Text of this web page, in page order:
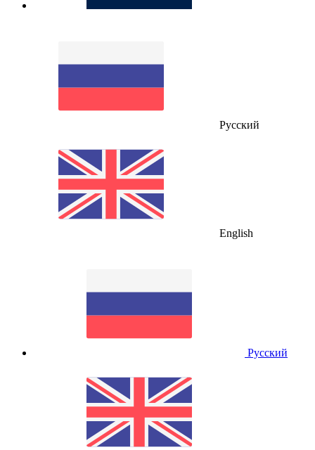
Русский
English
Русский